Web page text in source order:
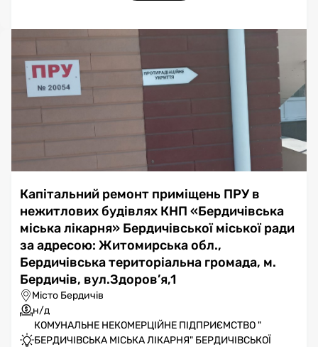
Капітальний ремонт приміщень ПРУ в
нежитлових будівлях КНП «Бердичівська
міська лікарня» Бердичівської міської ради
за адресою: Житомирська обл.,
Бердичівська територіальна громада, м.
Бердичів, вул.Здоров’я,1
Місто Бердичів
н/д
КОМУНАЛЬНЕ НЕКОМЕРЦІЙНЕ ПІДПРИЄМСТВО "
БЕРДИЧІВСЬКА МІСЬКА ЛІКАРНЯ" БЕРДИЧІВСЬКОЇ